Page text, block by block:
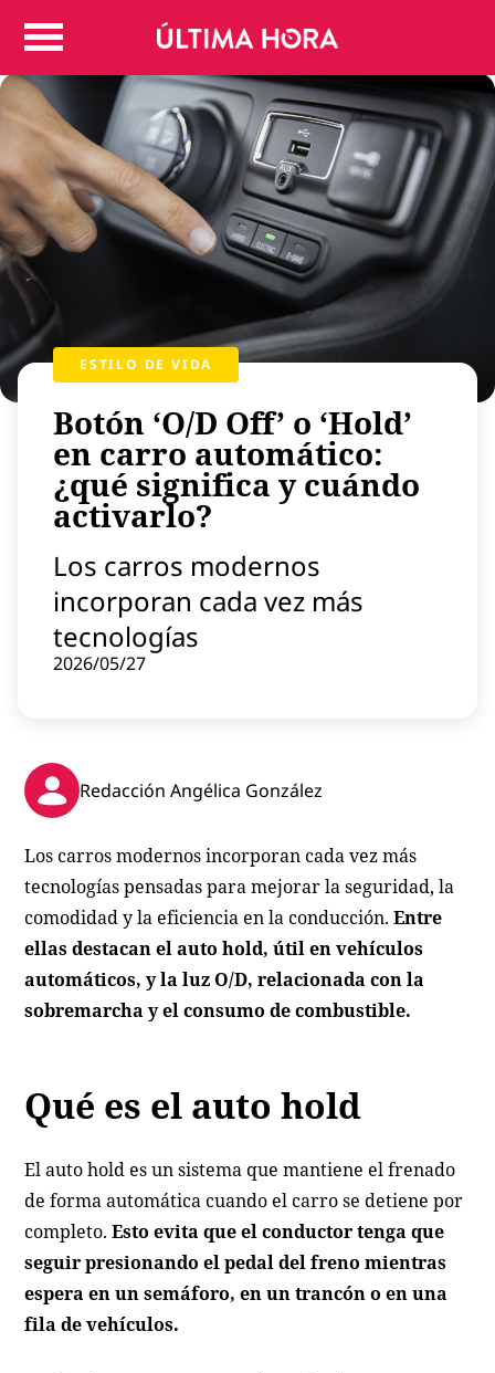
Colombia
Judicial
Politica
Regiones
Deportes
Positivas
Entretenimiento
Vida
Más
Virales
Economía
Estilo de vida
Contenido patrocinado
ESTILO DE VIDA
Botón ‘O/D Off’ o ‘Hold’
en carro automático:
¿qué significa y cuándo
activarlo?
Los carros modernos
incorporan cada vez más
tecnologías
2026/05/27
Redacción Angélica González
Los carros modernos incorporan cada vez más
tecnologías pensadas para mejorar la seguridad, la
comodidad y la eficiencia en la conducción.Entre
ellas destacan el auto hold, útil en vehículos
automáticos, y la luz O/D, relacionada con la
sobremarcha y el consumo de combustible.
Qué es el auto hold
El auto hold es un sistema que mantiene el frenado
de forma automática cuando el carro se detiene por
completo.Esto evita que el conductor tenga que
seguir presionando el pedal del freno mientras
espera en un semáforo, en un trancón o en una
fila de vehículos.